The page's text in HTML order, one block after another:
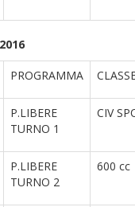
PROGRAMMA
P.LIBERE
TURNO 1
CIV
P.LIBERE
TURNO 2
600 cc